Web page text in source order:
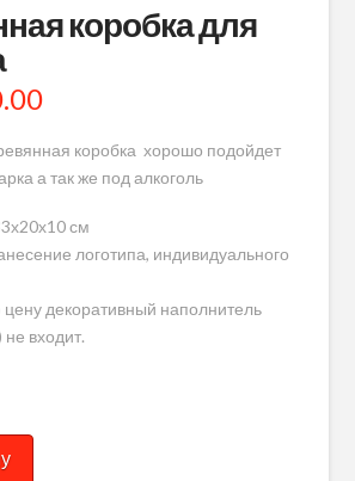
коробка для
коробка хорошо подойдет
а так же под алкоголь
см
логотипа, индивидуального
цену декоративный наполнитель
входит.